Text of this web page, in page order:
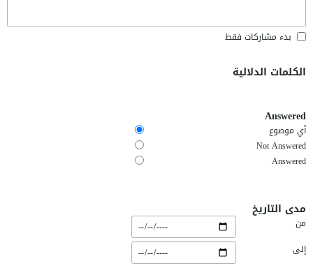
بدء مشاركات فقط
الكلمات الدلالية
Answered
أي موضوع
Not Answered
Answered
مدى التاريخ
من
إلى